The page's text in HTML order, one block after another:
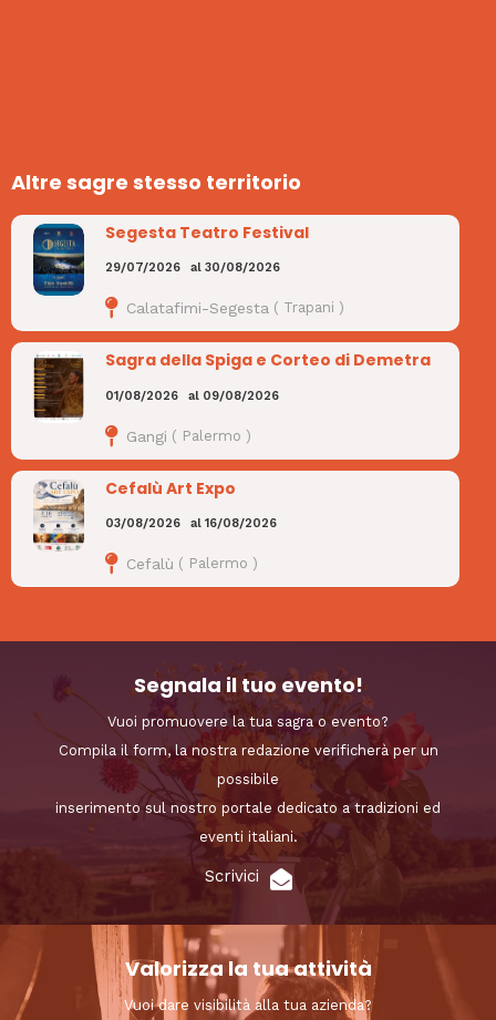
Altre sagre stesso territorio
Segesta Teatro Festival
29/07/2026 al30/08/2026
Calatafimi-Segesta ( Trapani )
Sagra della Spiga e Corteo di Demetra
01/08/2026 al 09/08/2026
Gangi ( Palermo )
Cefalù Art Expo
03/08/2026 al16/08/2026
Cefalù ( Palermo )
Segnala il tuo evento!
Vuoi promuovere la tua sagra o evento?
Compila il form, la nostra redazione verificherà per un
possibile
inserimento sul nostro portale dedicato a tradizioni ed
eventi italiani.
Scrivici
Valorizza la tua attività
Vuoi dare visibilità alla tua azienda?